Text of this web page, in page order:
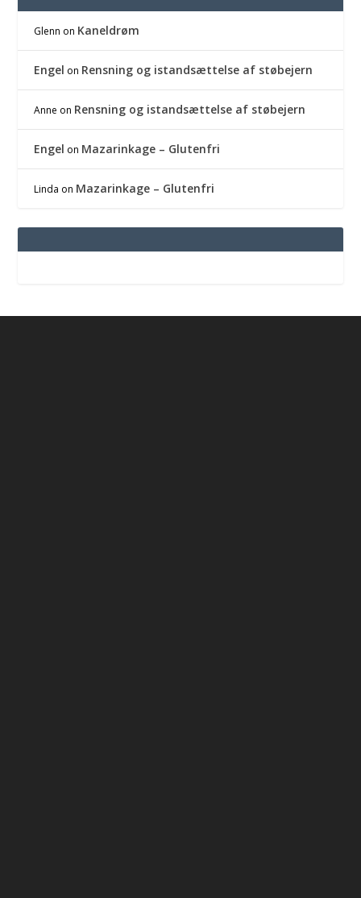
Glenn on Kaneldrøm
Engel on Rensning og istandsættelse af støbejern
Anne on Rensning og istandsættelse af støbejern
Engel on Mazarinkage – Glutenfri
Linda on Mazarinkage – Glutenfri